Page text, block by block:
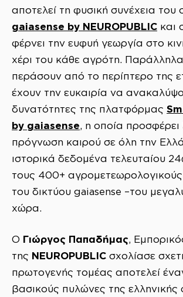
αποτελεί τη φυσική συνέχεια του
gaiasense by NEUROPUBLIC και
φέρνει την ευφυή γεωργία στο
χέρι του κάθε αγρότη.
περάσουν από το περίπτερο της
έχουν την ευκαιρία να
δυνατότητες της πλατφόρμας
by gaiasense, η οποία προσφέρει
πρόγνωση καιρού σε όλη την
ιστορικά δεδομένα τελευταίου
τους 400+
του δικτύου gaiasense –του
χώρα.
Ο Γιώργος Παπαδήμας,
της NEUROPUBLIC σχολίασε
πρωτογενής τομέας αποτελεί
βασικούς πυλώνες της ελληνικής